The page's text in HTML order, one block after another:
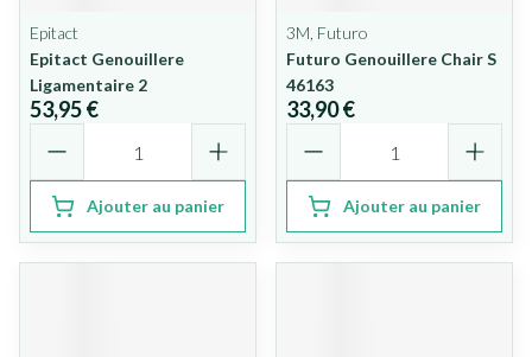
Epitact
Epitact Genouillere
Ligamentaire 2
53,95 €
Ajouter au panier
3M, Futuro
Futuro Genouillere Chair S
46163
33,90 €
Ajouter au panier